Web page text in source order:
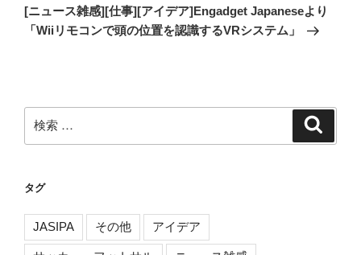
ー
シ
の
投
[ニュース雑感][仕事][アイデア]Engadget Japaneseより
「Wiiリモコンで頭の位置を認識するVRシステム」
検
索:
タグ
JASIPA その他 アイデア